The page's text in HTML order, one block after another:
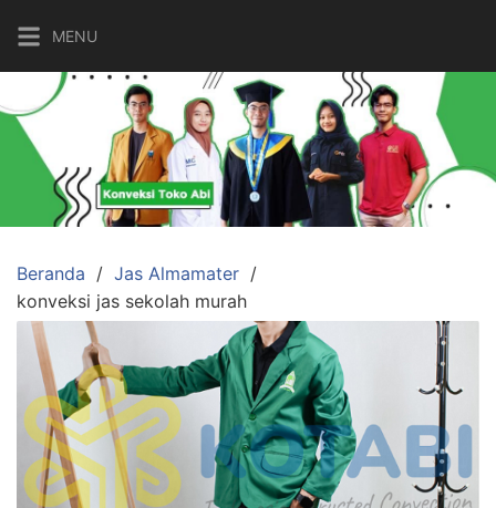
ke
konten
MENU
Beranda
Jas Almamater
konveksi jas sekolah murah